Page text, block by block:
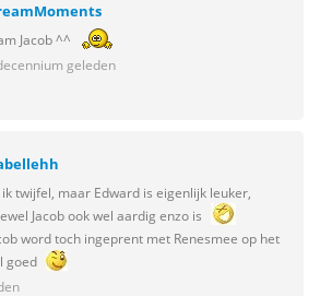
Jacob ^^
geleden
ik twijfel, maar Edward is eigenlijk leuker,
Jacob ook wel aardig enzo is
word toch ingeprent met Renesmee op het
goed